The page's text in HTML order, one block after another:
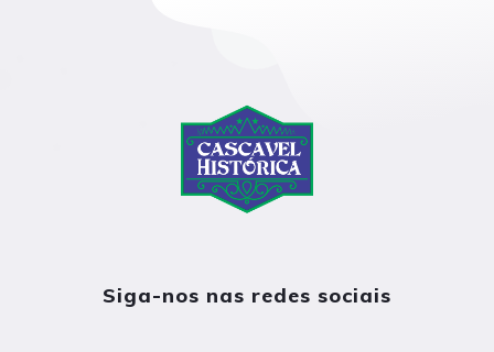
Siga-nos nas redes sociais